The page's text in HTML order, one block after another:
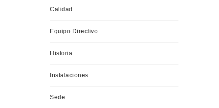
Calidad
Equipo Directivo
Historia
Instalaciones
Sede